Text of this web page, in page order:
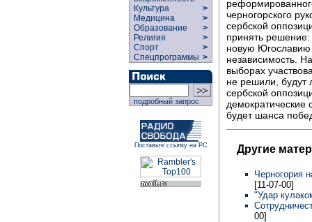
Культура
>
Медицина
>
Образование
>
Религия
>
Спорт
>
Спецпрограммы >
подробный запрос
Поставьте ссылку на РС
черногорского
сербской
принять решение:
новую Югославию
независимость.
выборах
не решили, будут
сербской
будет шанса
Другие
Черногория
[11-07-00]
"Удар
00]